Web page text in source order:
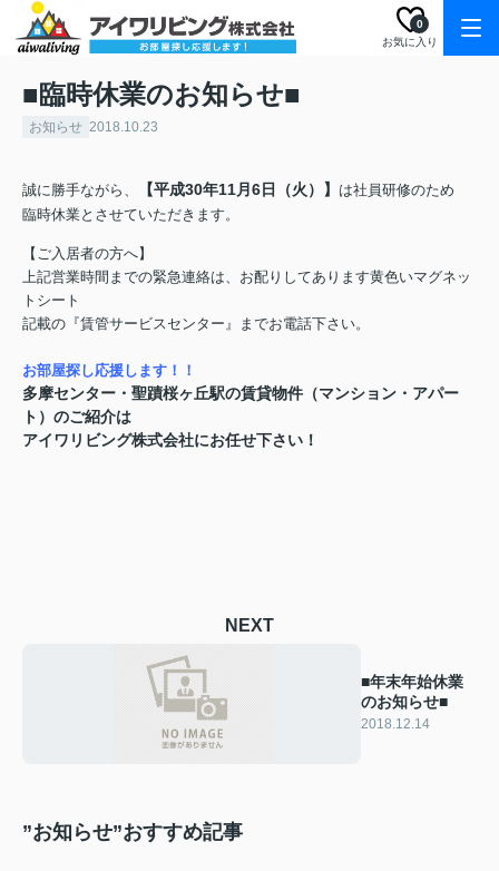
お気に入り
0
■臨時休業のお知らせ■
お知らせ 2018.10.23
誠に勝手ながら、 【平成30年11月6日（火）】 は社員研修のため
臨時休業とさせていただきます。
【ご入居者の方へ】
上記営業時間までの緊急連絡は、お配りしてあります黄色いマグネッ
トシート
記載の『賃管サービスセンター』までお電話下さい。
お部屋探し応援します！！
多摩センター・聖蹟桜ヶ丘駅の賃貸物件（マンション・アパー
ト）のご紹介は
アイワリビング株式会社にお任せ下さい！
NEXT
■年末年始休業
のお知らせ■
2018.12.14
”お知らせ”おすすめ記事